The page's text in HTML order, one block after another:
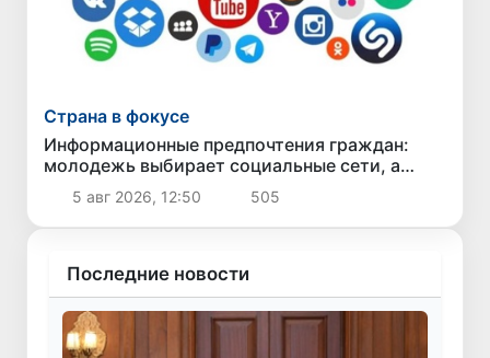
Страна в фокусе
Информационные предпочтения граждан:
молодежь выбирает социальные сети, а
старшее поколение - телевидение
5 авг 2026, 12:50 505
Последние новости